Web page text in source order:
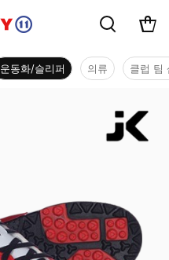
운동화/슬리퍼 의류 클럽 팀